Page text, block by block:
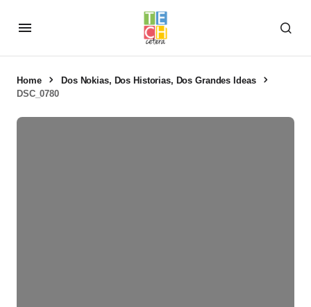
Home
Dos Nokias, Dos Historias, Dos Grandes Ideas
DSC_0780